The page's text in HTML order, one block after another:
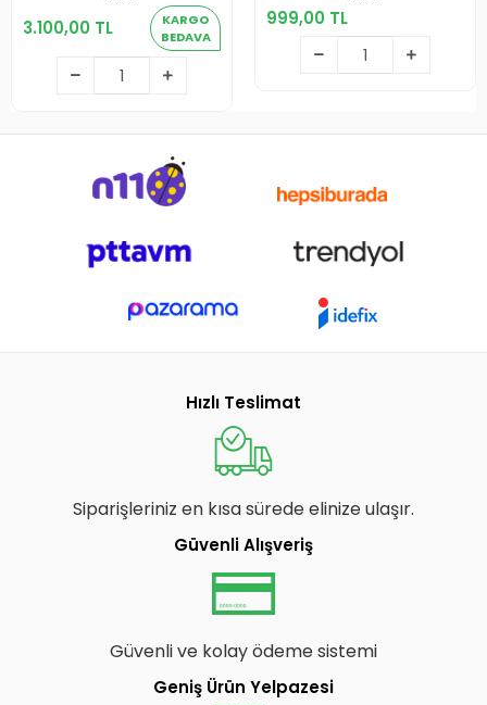
3.100,00 TL
KARGO
BEDAVA
3.100,00 TL
Sepete Ekle
999,00 TL
Sepete Ekle
Hızlı Teslimat
Siparişleriniz en kısa sürede elinize ulaşır.
Güvenli Alışveriş
Güvenli ve kolay ödeme sistemi
Geniş Ürün Yelpazesi